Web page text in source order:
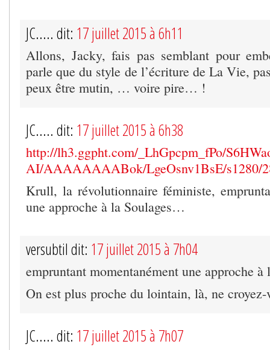
JC..... dit: 17 juillet 2015 à 6h11
Allons, Jacky, fais pas semblant pour
parle que du style de l’écriture de La Vie,
peux être mutin, … voire pire… !
JC..... dit: 17 juillet 2015 à 6h38
http://lh3.ggpht.com/_LhGpcpm_fPo/
AI/AAAAAAAABok/LgeOsnv1BsE/s1280/
Krull, la révolutionnaire féministe,
une approche à la Soulages…
versubtil dit: 17 juillet 2015 à 7h04
empruntant momentanément une approche
On est plus proche du lointain, là, ne croyez-
JC..... dit: 17 juillet 2015 à 7h07